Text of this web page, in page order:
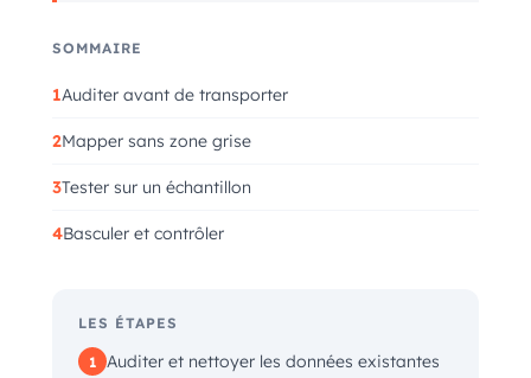
SOMMAIRE
Auditer avant de transporter
Mapper sans zone grise
Tester sur un échantillon
Basculer et contrôler
LES ÉTAPES
1 Auditer et nettoyer les données existantes